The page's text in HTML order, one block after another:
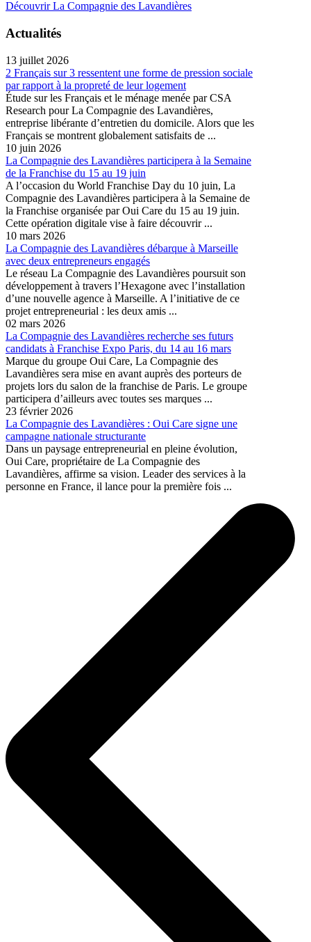
Découvrir La Compagnie des Lavandières
Actualités
13 juillet 2026
2 Français sur 3 ressentent une forme de pression sociale
par rapport à la propreté de leur logement
Étude sur les Français et le ménage menée par CSA
Research pour La Compagnie des Lavandières,
entreprise libérante d’entretien du domicile. Alors que les
Français se montrent globalement satisfaits de ...
10 juin 2026
La Compagnie des Lavandières participera à la Semaine
de la Franchise du 15 au 19 juin
A l’occasion du World Franchise Day du 10 juin, La
Compagnie des Lavandières participera à la Semaine de
la Franchise organisée par Oui Care du 15 au 19 juin.
Cette opération digitale vise à faire découvrir ...
10 mars 2026
La Compagnie des Lavandières débarque à Marseille
avec deux entrepreneurs engagés
Le réseau La Compagnie des Lavandières poursuit son
développement à travers l’Hexagone avec l’installation
d’une nouvelle agence à Marseille. A l’initiative de ce
projet entrepreneurial : les deux amis ...
02 mars 2026
La Compagnie des Lavandières recherche ses futurs
candidats à Franchise Expo Paris, du 14 au 16 mars
Marque du groupe Oui Care, La Compagnie des
Lavandières sera mise en avant auprès des porteurs de
projets lors du salon de la franchise de Paris. Le groupe
participera d’ailleurs avec toutes ses marques ...
23 février 2026
La Compagnie des Lavandières : Oui Care signe une
campagne nationale structurante
Dans un paysage entrepreneurial en pleine évolution,
Oui Care, propriétaire de La Compagnie des
Lavandières, affirme sa vision. Leader des services à la
personne en France, il lance pour la première fois ...